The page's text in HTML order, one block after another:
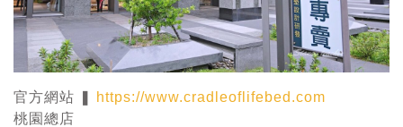
官方網站 ❚
https://www.cradleoflifebed.com
桃園總店